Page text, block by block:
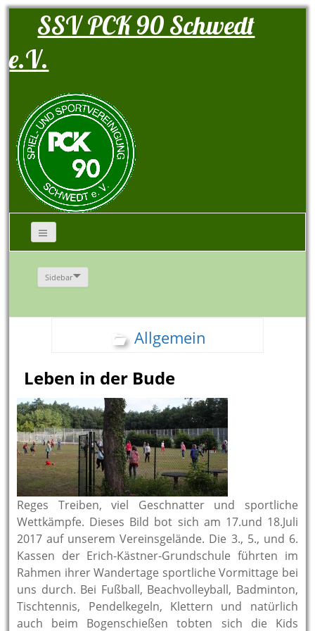
SSV PCK 90 Schwedt
e.V.
Sidebar
Allgemein
Leben in der Bude
Reges Treiben, viel Geschnatter und sportliche
Wettkämpfe. Dieses Bild bot sich am 17.und 18.Juli
2017 auf unserem Vereinsgelände. Die 3., 5., und 6.
Kassen der Erich-Kästner-Grundschule führten im
Rahmen ihrer Wandertage sportliche Vormittage bei
uns durch. Bei Fußball, Beachvolleyball, Badminton,
Tischtennis, Pendelkegeln, Klettern und natürlich
auch beim Bogenschießen tobten sich die Kids